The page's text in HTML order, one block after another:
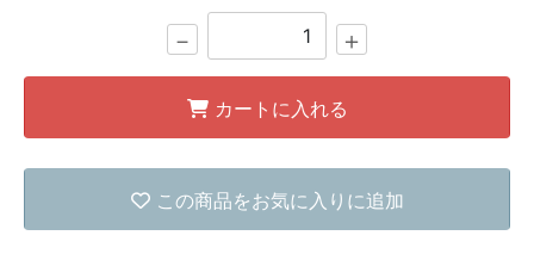
－ ＋
カートに入れる
この商品をお気に入りに追加